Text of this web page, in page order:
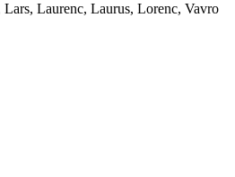
Lars, Laurenc, Laurus, Lorenc, Vavro